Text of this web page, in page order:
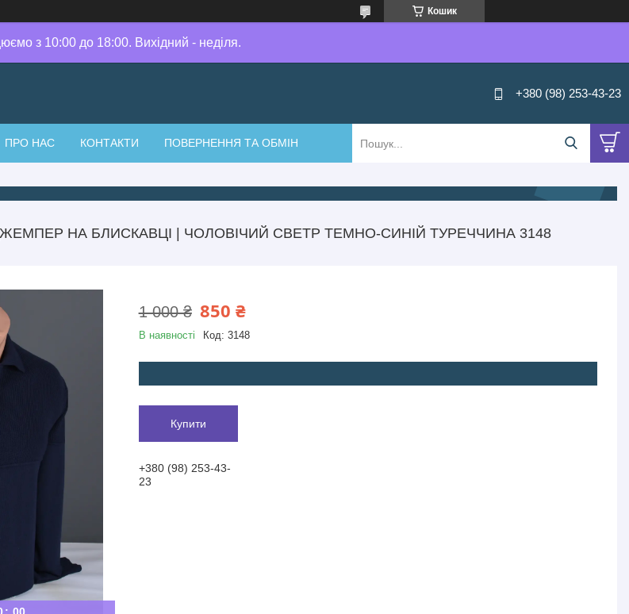
Кошик
з 10:00 до 18:00. Вихідний - неділя.
+380 (98) 253-43-23
ПРО НАС КОНТАКТИ ПОВЕРНЕННЯ ТА ОБМІН
НА БЛИСКАВЦІ | ЧОЛОВІЧИЙ СВЕТР ТЕМНО-СИНІЙ ТУРЕЧЧИНА 3148
00
1 000 ₴ 850 ₴
В наявності Код: 3148
Купити
+380 (98) 253-43-
23